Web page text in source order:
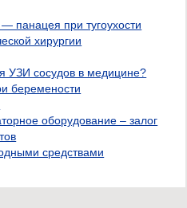
панацея при тугоухости
хирургии
УЗИ сосудов в медицине?
беремености
оборудование – залог
средствами